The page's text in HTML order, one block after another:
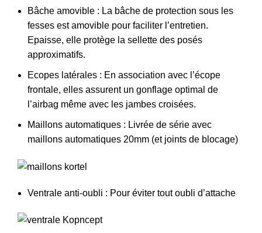
Bâche amovible : La bâche de protection sous les
fesses est amovible pour faciliter l’entretien.
Epaisse, elle protège la sellette des posés
approximatifs.
Ecopes latérales : En association avec l’écope
frontale, elles assurent un gonflage optimal de
l’airbag même avec les jambes croisées.
Maillons automatiques : Livrée de série avec
maillons automatiques 20mm (et joints de blocage)
Ventrale anti-oubli : Pour éviter tout oubli d’attache